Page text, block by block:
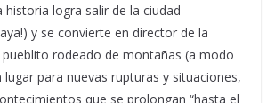
historia logra salir de la ciudad
y se convierte en director de la
rodeado de montañas (a modo
lugar para nuevas rupturas y situaciones,
que se prolongan “hasta el